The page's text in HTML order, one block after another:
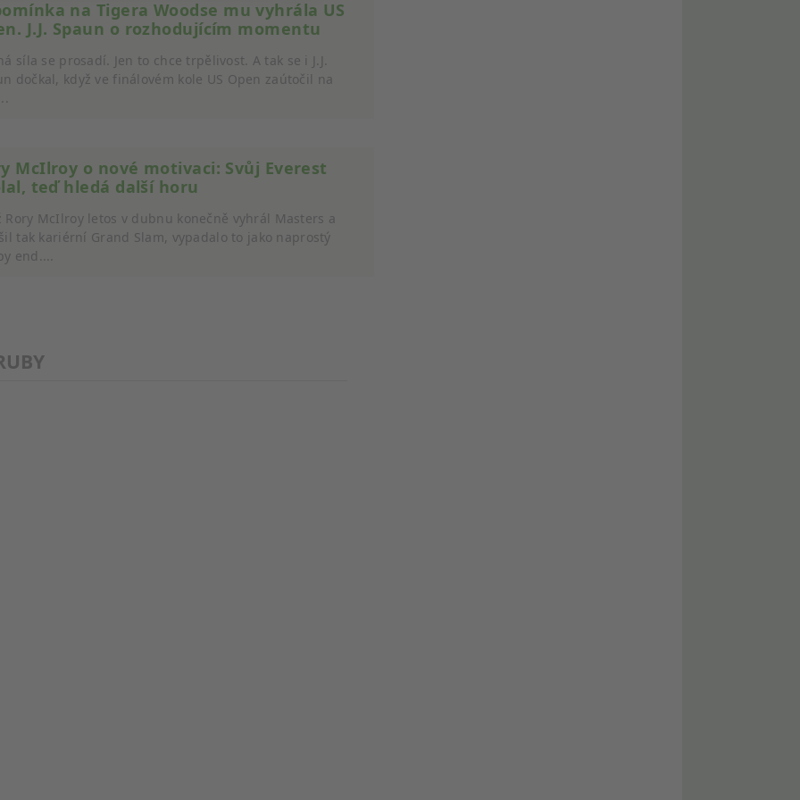
na Tigera Woodse mu vyhrála US
J.J. Spaun o rozhodujícím momentu
síla se prosadí. Jen to chce trpělivost. A tak se i J.J.
dočkal, když ve finálovém kole US Open zaútočil na
McIlroy o nové motivaci: Svůj Everest
teď hledá další horu
Rory McIlroy letos v dubnu konečně vyhrál Masters a
tak kariérní Grand Slam, vypadalo to jako naprostý
end....
údajů z různých zdrojů